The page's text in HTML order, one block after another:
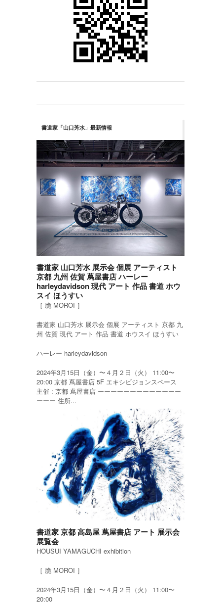
書道家「山口芳水」最新情報
書道家 山口芳水 展示会 個展 アーティスト
京都 九州 佐賀 蔦屋書店 ハーレー
harleydavidson 現代 アート 作品 書道 ホウ
スイ ほうすい
［ 脆 MOROI ］
書道家 山口芳水 展示会 個展 アーティスト 京都 九
州 佐賀 現代 アート 作品 書道 ホウスイ ほうすい
ハーレー harleydavidson
2024年3月15日（金）〜４月２日（火） 11:00〜
20:00 京都 蔦屋書店 5F エキシビジョンスペース
主催 : 京都 蔦屋書店 ーーーーーーーーーーーーー
ーーー 住所...
書道家 京都 高島屋 蔦屋書店 アート 展示会
展覧会
HOUSUI YAMAGUCHI exhibition
［ 脆 MOROI ］
2024年3月15日（金）〜４月２日（火） 11:00〜
20:00